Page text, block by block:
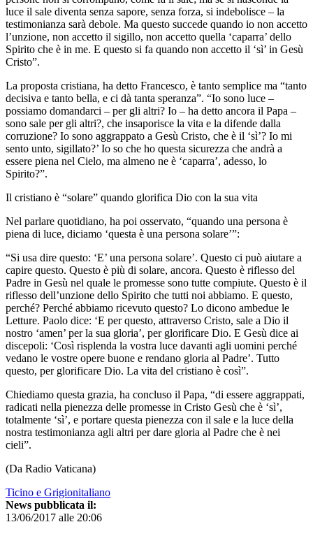
luce il sale diventa senza sapore, senza forza, si indebolisce – la
testimonianza sarà debole. Ma questo succede quando io non accetto
l’unzione, non accetto il sigillo, non accetto quella ‘caparra’ dello
Spirito che è in me. E questo si fa quando non accetto il ‘sì’ in Gesù
Cristo”.
La proposta cristiana, ha detto Francesco, è tanto semplice ma “tanto
decisiva e tanto bella, e ci dà tanta speranza”. “Io sono luce –
possiamo domandarci – per gli altri? Io – ha detto ancora il Papa –
sono sale per gli altri?, che insaporisce la vita e la difende dalla
corruzione? Io sono aggrappato a Gesù Cristo, che è il ‘sì’? Io mi
sento unto, sigillato?’ Io so che ho questa sicurezza che andrà a
essere piena nel Cielo, ma almeno ne è ‘caparra’, adesso, lo
Spirito?”.
Il cristiano è “solare” quando glorifica Dio con la sua vita
Nel parlare quotidiano, ha poi osservato, “quando una persona è
piena di luce, diciamo ‘questa è una persona solare’”:
“Si usa dire questo: ‘E’ una persona solare’. Questo ci può aiutare a
capire questo. Questo è più di solare, ancora. Questo è riflesso del
Padre in Gesù nel quale le promesse sono tutte compiute. Questo è il
riflesso dell’unzione dello Spirito che tutti noi abbiamo. E questo,
perché? Perché abbiamo ricevuto questo? Lo dicono ambedue le
Letture. Paolo dice: ‘E per questo, attraverso Cristo, sale a Dio il
nostro ‘amen’ per la sua gloria’, per glorificare Dio. E Gesù dice ai
discepoli: ‘Così risplenda la vostra luce davanti agli uomini perché
vedano le vostre opere buone e rendano gloria al Padre’. Tutto
questo, per glorificare Dio. La vita del cristiano è così”.
Chiediamo questa grazia, ha concluso il Papa, “di essere aggrappati,
radicati nella pienezza delle promesse in Cristo Gesù che è ‘sì’,
totalmente ‘sì’, e portare questa pienezza con il sale e la luce della
nostra testimonianza agli altri per dare gloria al Padre che è nei
cieli”.
(Da Radio Vaticana)
Ticino e Grigionitaliano
News pubblicata il:
13/06/2017 alle 20:06